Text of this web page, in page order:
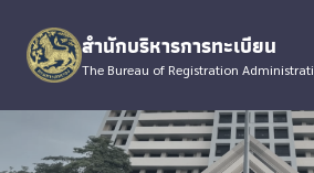
content
สำนักบริหารการทะเบียน
The Bureau of Registration